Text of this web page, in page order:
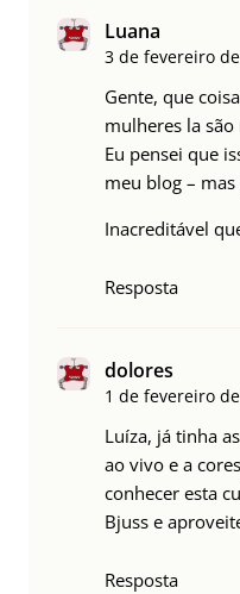
Luana
3 de fevereiro
Gente, que
mulheres la
Eu pensei que
meu blog –
Inacreditável
Resposta
dolores
1 de fevereiro
Luíza, já tinha
ao vivo e a
conhecer esta
Bjuss e
Resposta